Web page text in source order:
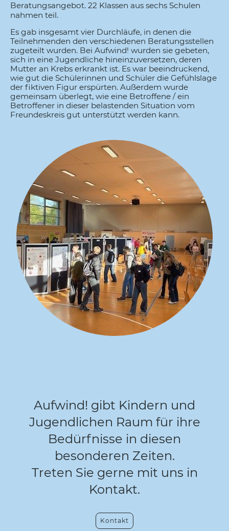
Beratungsangebot. 22 Klassen aus sechs Schulen
nahmen teil.
Es gab insgesamt vier Durchläufe, in denen die
Teilnehmenden den verschiedenen Beratungsstellen
zugeteilt wurden. Bei Aufwind! wurden sie gebeten,
sich in eine Jugendliche hineinzuversetzen, deren
Mutter an Krebs erkrankt ist. Es war beeindruckend,
wie gut die Schülerinnen und Schüler die Gefühlslage
der fiktiven Figur erspürten. Außerdem wurde
gemeinsam überlegt, wie eine Betroffene / ein
Betroffener in dieser belastenden Situation vom
Freundeskreis gut unterstützt werden kann.
Aufwind! gibt Kindern und
Jugendlichen Raum für ihre
Bedürfnisse in diesen
besonderen Zeiten.
Treten Sie gerne mit uns in
Kontakt.
Kontakt